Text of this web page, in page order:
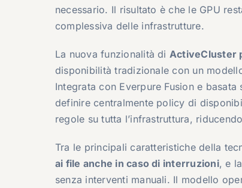
necessario. Il risultato è che le GPU
complessiva delle infrastrutture.
La nuova funzionalità di ActiveCluster
disponibilità tradizionale con un
Integrata con Everpure Fusion e
definire centralmente policy di
regole su tutta l’infrastruttura,
Tra le principali caratteristiche della
ai file anche in caso di interruzioni, e
senza interventi manuali. Il modello